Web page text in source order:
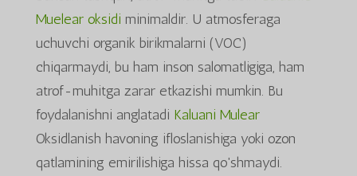
Muelear oksidi minimaldir. U atmosferaga
uchuvchi organik birikmalarni (VOC)
chiqarmaydi, bu ham inson salomatligiga, ham
atrof-muhitga zarar etkazishi mumkin. Bu
foydalanishni anglatadi Kaluani Mulear
Oksidlanish havoning ifloslanishiga yoki ozon
qatlamining emirilishiga hissa qo'shmaydi.